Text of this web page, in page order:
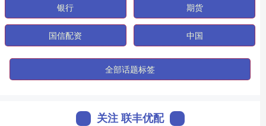
银行 期货
国信配资 中国
全部话题标签
关注 联丰优配